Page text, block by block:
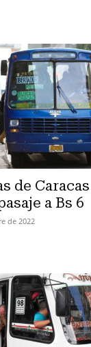
de Caracas
a Bs 6
de 2022